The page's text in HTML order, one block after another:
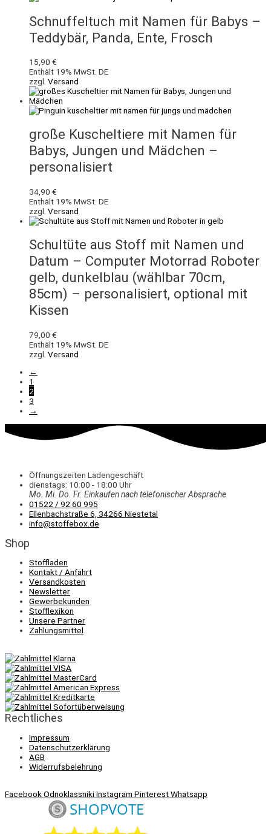
Schnuffeltuch mit Namen für Babys –
Teddybär, Panda, Ente, Frosch
15,90 €
Enthält 19% MwSt. DE
zzgl. Versand
große Kuscheltiere mit Namen für
Babys, Jungen und Mädchen –
personalisiert
34,90 €
Enthält 19% MwSt. DE
zzgl. Versand
Schultüte aus Stoff mit Namen und
Datum – Computer Motorrad Roboter
gelb, dunkelblau (wählbar 70cm,
85cm) – personalisiert, optional mit
Kissen
79,00 €
Enthält 19% MwSt. DE
zzgl. Versand
←
1
2
3
→
Öffnungszeiten Ladengeschäft
dienstags: 10:00 - 18:00 Uhr
Mo. Mi. Do. Fr. Einkaufennach telefonischer Absprache
01522 / 92 60 995
Ellenbachstraße 6, 34266 Niestetal
info@stoffebox.de
Shop
Stoffladen
Kontakt / Anfahrt
Versandkosten
Newsletter
Gewerbekunden
Stofflexikon
Unsere Partner
Zahlungsmittel
Rechtliches
Impressum
Datenschutzerklärung
AGB
Widerrufsbelehrung
FacebookOdnoklassnikiInstagram PinterestWhatsapp